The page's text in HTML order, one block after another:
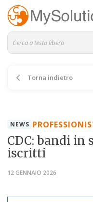
Torna indietro
NEWS
CDC: bandi in
iscritti
12 GENNAIO 2026